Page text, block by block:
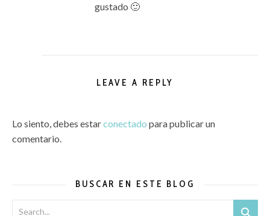
gustado 🙂
LEAVE A REPLY
Lo siento, debes estarconectado para publicar un
comentario.
BUSCAR EN ESTE BLOG